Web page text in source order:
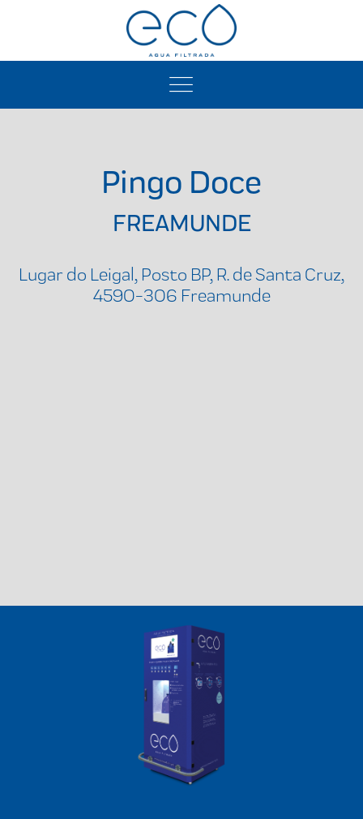
Pingo Doce
FREAMUNDE
Lugar do Leigal, Posto BP, R. de Santa Cruz,
4590-306 Freamunde